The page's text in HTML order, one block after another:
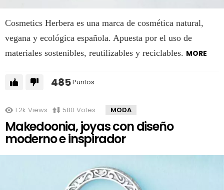
Cosmetics Herbera es una marca de cosmética natural,
vegana y ecológica española. Apuesta por el uso de
materiales sostenibles, reutilizables y reciclables. MORE
485Puntos
1.2k Views 580 Votes MODA
Makedoonia, joyas con diseño
moderno e inspirador